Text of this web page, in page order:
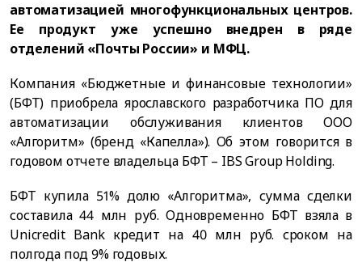
автоматизацией многофункциональных центров.
Ее продукт уже успешно внедрен в ряде
отделений «Почты России» и МФЦ.
Компания «Бюджетные и финансовые технологии»
(БФТ) приобрела ярославского разработчика ПО для
автоматизации обслуживания клиентов ООО
«Алгоритм» (бренд «Капелла»). Об этом говорится в
годовом отчете владельца БФТ – IBS Group Holding.
БФТ купила 51% долю «Алгоритма», сумма сделки
составила 44 млн руб. Одновременно БФТ взяла в
Unicredit Bank кредит на 40 млн руб. сроком на
полгода под 9% годовых.